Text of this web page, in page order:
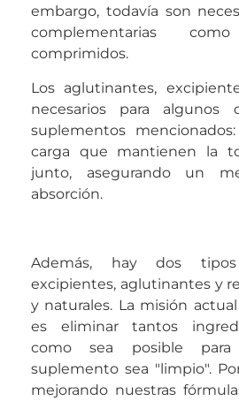
embargo, todavía son
complementarias
comprimidos.
Los aglutinantes,
necesarios para
suplementos
carga que mantienen la
junto, asegurando un
absorción.
Además, hay dos
excipientes, aglutinantes y
y naturales. La misión
es eliminar tantos
como sea posible
suplemento sea "limpio".
mejorando nuestras